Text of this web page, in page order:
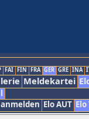
FAI FIN FRA GER GRE INA
Meldekartei
Elo AUT